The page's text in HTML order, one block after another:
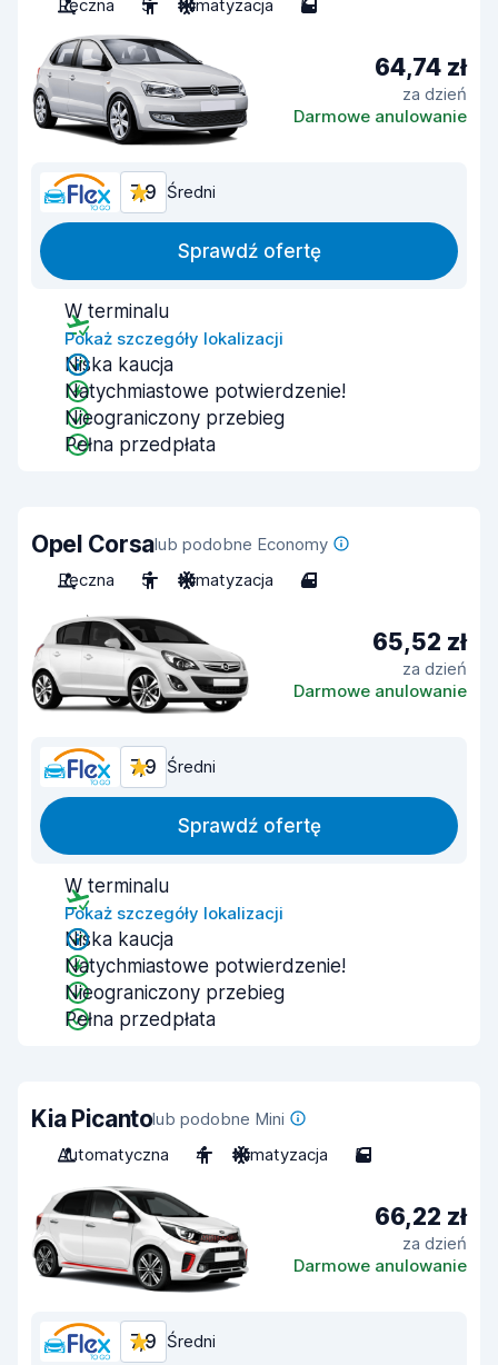
Ręczna 5 Klimatyzacja 5
64,74 zł
za dzień
Darmowe anulowanie
7,9 Średni
Sprawdź ofertę
W terminalu
Pokaż szczegóły lokalizacji
Niska kaucja
Natychmiastowe potwierdzenie!
Nieograniczony przebieg
Pełna przedpłata
Opel Corsalub podobne Economy
Ręczna
5 Klimatyzacja 4
65,52 zł
za dzień
Darmowe anulowanie
7,9 Średni
Sprawdź ofertę
W terminalu
Pokaż szczegóły lokalizacji
Niska kaucja
Natychmiastowe potwierdzenie!
Nieograniczony przebieg
Pełna przedpłata
Kia Picantolub podobne Mini
Automatyczna
4 Klimatyzacja 5
66,22 zł
za dzień
Darmowe anulowanie
7,9 Średni